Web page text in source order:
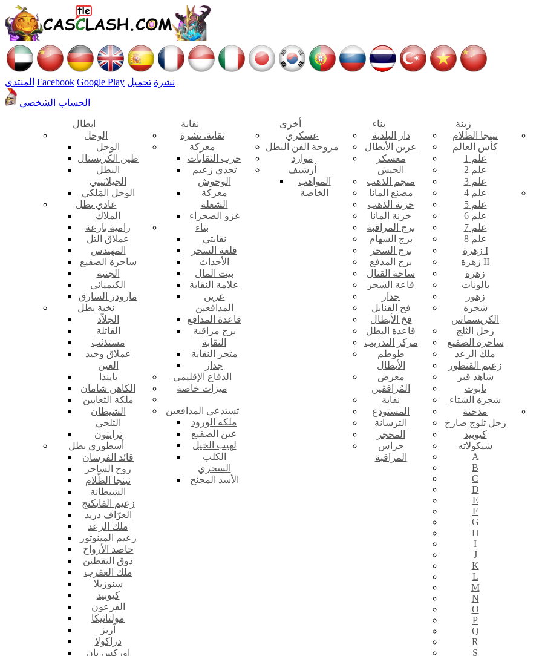
المنتدى Facebook Google Play نشرة تحميل
الحساب الشخصي
ابطال
الوحل
الوحل
طين الكريستال
البطل
الجيلاتيني
الوحل المَلكي
عادي بطل
الملاك
رامية بارعة
عملاق التل
المهندس
ساحرة الصقيع
الجنية
الكيميائي
مارودر السارق
نخبة بطل
الجلاّد
القاتلة
مستذئب
عملاق وحيد
العين
بايندا
الكاهن شامان
ملكة الثعابين
الشيطان
الثلجي
ترايتون
أسطوري بطل
قائد الفرسان
روح الساحر
نينجا الظّلام
الشيطانة
زعيم الفايكنج
العرّاف دريد
ملك الرعد
زعيم المينوتور
حاصد الأرواح
دوق اليقطين
ملك العقرب
سنوزيلا
كيوبيد
الفرعون
مولتانيكا
آريز
دراكولا
اوركس بان
نقابة
نقابة. نشرة
معركة
حرب النقابات
تحدي زعيم
الوحوش
معركة
الشعلة
غزو الصحراء
بناء
نقابتي
قلعة السحر
الأحداث
بيت المال
علامة النقابة
عرين
المدافعين
قاعدة المدافع
برج مراقبة
النقابة
متجر النقابة
جدار
الدفاع الإقليمي
ميزات خاصة
تستدعي المدافعين
ملكة الورود
عين الصقيع
لهيب الخيل
الكلب
السحري
الأسد المجنح
أخرى
عسكري
مروحة الفن البطل
موارد
أرشيف
المواهب
الخاصة
بناء
دار البلدية
عرين الأبطال
معسكر
الجيش
منجم الذهب
مصنع المانا
خزنة الذهب
خزنة المانا
برج المراقبة
برج السهام
برج السحر
برج المدفع
ساحة القتال
قاعة السحر
جدار
فخ القنابل
فخ الأبطال
قاعدة البطل
مركز التدريب
طوطم
الأبطال
معرض
المُرافقين
نقابة
المستودع
الترسانة
المحجر
حراس
المراقبة
زينة
نينجا الظلام
كأس العالم
علم 1
علم 2
علم 3
علم 4
علم 5
علم 6
علم 7
علم 8
زهرة I
زهرة II
زهرة
بالونات
زهور
شجرة
الكريسماس
رجل الثلج
ساحرة الصقيع
ملك الرعد
زعيم القنطور
شاهد قبر
تابوت
شجرة الشتاء
مدخنة
رجل ثلوج صارخ
كيوبيد
شيكولاته
A
B
C
D
E
F
G
H
I
J
K
L
M
N
O
P
Q
R
S